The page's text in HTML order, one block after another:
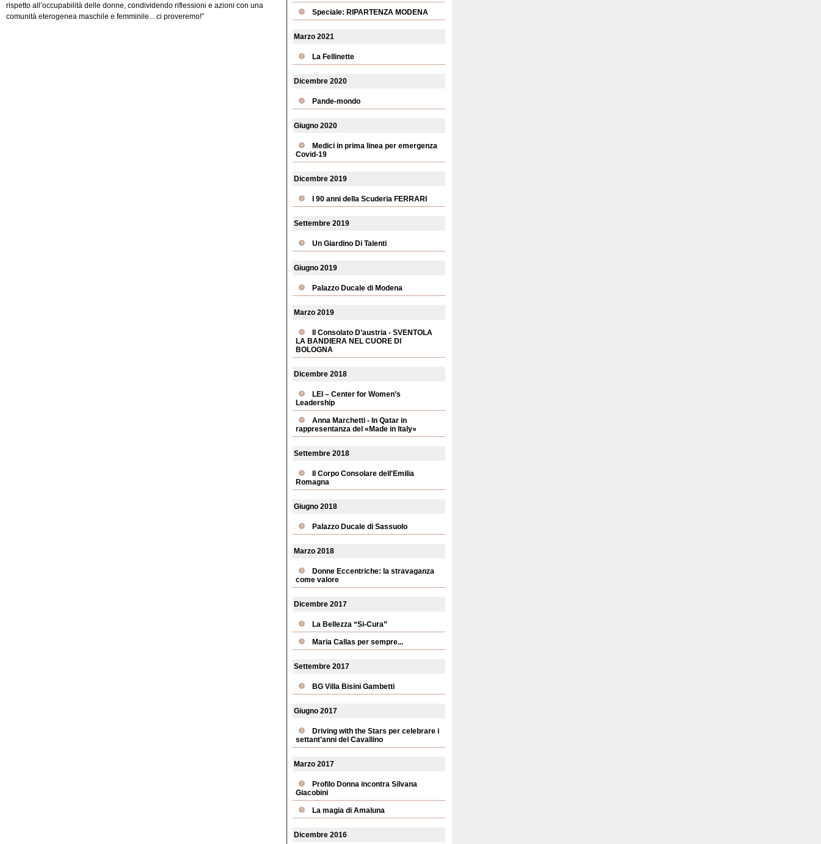
rispetto all’occupabilità delle donne, condividendo riflessioni e azioni con una
comunità eterogenea maschile e femminile... ci proveremo!”
Speciale: RIPARTENZA MODENA
Marzo 2021
La Fellinette
Dicembre 2020
Pande-mondo
Giugno 2020
Medici in prima linea per emergenza
Covid-19
Dicembre 2019
I 90 anni della Scuderia FERRARI
Settembre 2019
Un Giardino Di Talenti
Giugno 2019
Palazzo Ducale di Modena
Marzo 2019
Il Consolato D’austria - SVENTOLA
LA BANDIERA NEL CUORE DI
BOLOGNA
Dicembre 2018
LEI – Center for Women’s
Leadership
Anna Marchetti - In Qatar in
rappresentanza del «Made in Italy»
Settembre 2018
Il Corpo Consolare dell'Emilia
Romagna
Giugno 2018
Palazzo Ducale di Sassuolo
Marzo 2018
Donne Eccentriche: la stravaganza
come valore
Dicembre 2017
La Bellezza “Si-Cura”
Maria Callas per sempre...
Settembre 2017
BG Villa Bisini Gambetti
Giugno 2017
Driving with the Stars per celebrare i
settant’anni del Cavallino
Marzo 2017
Profilo Donna incontra Silvana
Giacobini
La magia di Amaluna
Dicembre 2016